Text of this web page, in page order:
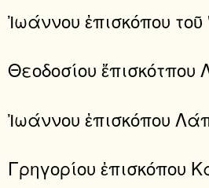
Ἰωάννου ἐπισκόπου
Θεοδοσίου ἔπισκότπου
Ἰωάννου ἐπισκόπου
Γρηγορίου ἐπισκόπου